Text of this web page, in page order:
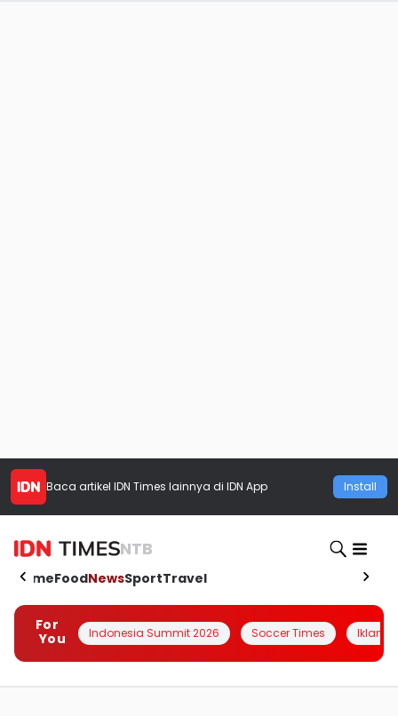
Baca artikel IDN Times lainnya di IDN App Install
NTB
HomeFoodNewsSportTravel
For
You
Indonesia Summit 2026 Soccer Times Iklanin